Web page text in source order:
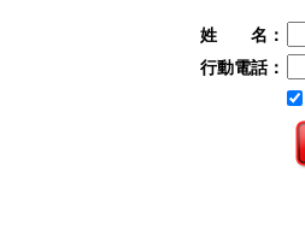
姓 名：
行動電話：